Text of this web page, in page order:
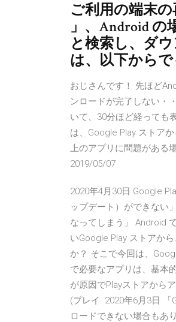
ご利用の端末
」、Android の
と検索し、ダ
は、以下から
おじさんです！ 先ほど
ンロードが完了しない・
いて、30分ほど経っても
は、Google Play ストア
上のアプリに問題がある
2019/05/07
2020年4月30日 Google
ップデート）ができない
なってしまう」 Android
いGoogle Play ストアか
か？ そこで今回は、
で必要なアプリは、基本
が原因でPlayストアから
(プレイ 2020年6月3日 「
ロードできない場合もあ